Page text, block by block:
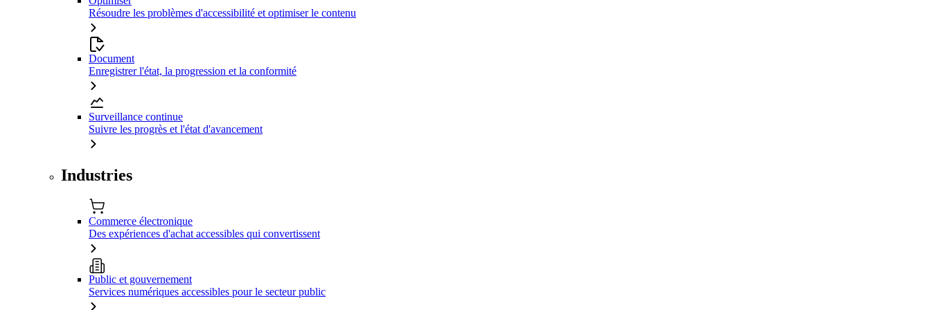
Résoudre les problèmes d'accessibilité et optimiser le contenu
Document
Enregistrer l'état, la progression et la conformité
Surveillance continue
Suivre les progrès et l'état d'avancement
Industries
Commerce électronique
Des expériences d'achat accessibles qui convertissent
Public et gouvernement
Services numériques accessibles pour le secteur public